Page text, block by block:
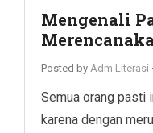
Mengenali
Posted by Adm Literasi
Semua orang pasti
karena dengan